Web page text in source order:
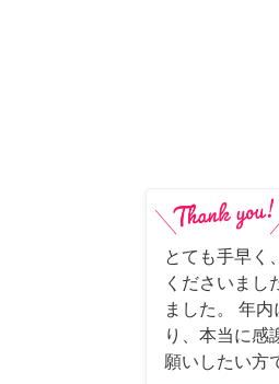
とても手早く
くださいまし
ました。 年
り、本当に感
願いしたい方